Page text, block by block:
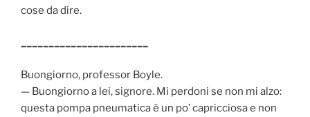
cose da dire.
Buongiorno, professor Boyle.
— Buongiorno a lei, signore. Mi perdoni se non mi alzo:
questa pompa pneumatica è un po’ capricciosa e non